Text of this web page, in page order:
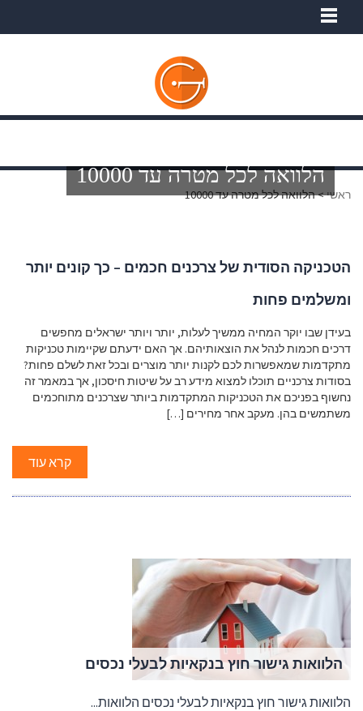
ראשי>הלוואה לכל מטרה עד 10000
הלוואה לכל מטרה עד 10000
הטכניקה הסודית של צרכנים חכמים – כך קונים יותר
ומשלמים פחות
בעידן שבו יוקר המחיה ממשיך לעלות, יותר ויותר ישראלים מחפשים
דרכים חכמות לנהל את הוצאותיהם. אך האם ידעתם שקיימות טכניקות
מתקדמות שמאפשרות לכם לקנות יותר מוצרים ובכל זאת לשלם פחות?
בסודות צרכניים תוכלו למצוא מידע רב על שיטות חיסכון, אך במאמר זה
נחשוף בפניכם את הטכניקות המתקדמות ביותר שצרכנים מתוחכמים
משתמשים בהן. מעקב אחר מחירים […]
קרא עוד
הלוואות גישור חוץ בנקאיות לבעלי נכסים
הלוואות גישור חוץ בנקאיות לבעלי נכסים הלוואות...